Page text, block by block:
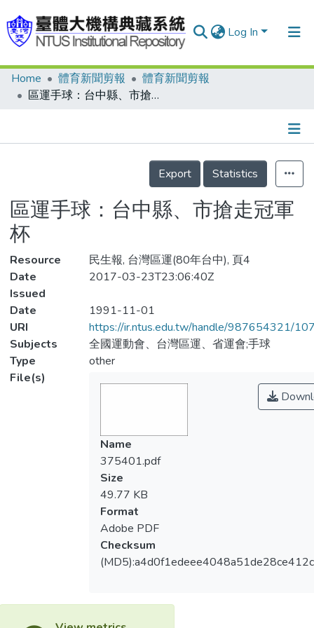
Log In
Communities & Collections
Statistics
Home 體育新聞剪報
體育新聞剪報
區運手球：台中縣、市搶走冠軍杯
Details
Export
Statistics
區運手球：台中縣、市搶走冠軍
杯
Resource
民生報, 台灣區運(80年台中), 頁4
Date
Issued
2017-03-23T23:06:40Z
Date
1991-11-01
URI
https://ir.ntus.edu.tw/handle/987654321/
Subjects
全國運動會、台灣區運、省運會;手球
Type
other
File(s)
Name
375401.pdf
Size
49.77 KB
Format
Adobe PDF
Checksum